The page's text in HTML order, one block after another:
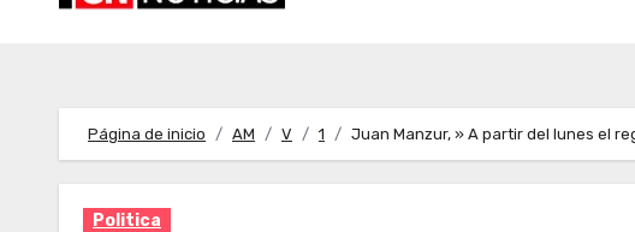
Página de inicio AM V 1 Juan Manzur, » A partir del lunes el
Politica